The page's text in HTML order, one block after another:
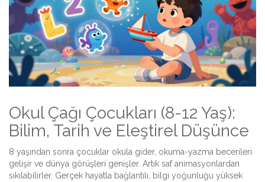
Okul Çağı Çocukları (8-12 Yaş):
Bilim, Tarih ve Eleştirel Düşünce
8 yaşından sonra çocuklar okula gider, okuma-yazma becerileri
gelişir ve dünya görüşleri genişler. Artık saf animasyonlardan
sıkılabilirler. Gerçek hayatla bağlantılı, bilgi yoğunluğu yüksek